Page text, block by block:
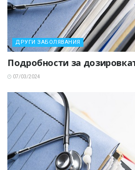
ДРУГИ ЗАБОЛЯВАНИЯ
Подробности за
07/03/2024